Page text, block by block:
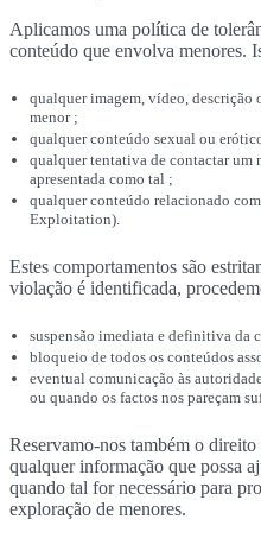
Aplicamos uma política de
conteúdo que envolva menores.
qualquer imagem, vídeo, descrição
menor ;
qualquer conteúdo sexual ou
qualquer tentativa de contactar um
apresentada como tal ;
qualquer conteúdo relacionado
Exploitation).
Estes comportamentos são
violação é identificada,
suspensão imediata e definitiva da
bloqueio de todos os conteúdos
eventual comunicação às
ou quando os factos nos pareçam
Reservamo-nos também o
qualquer informação que possa
quando tal for necessário para
exploração de menores.